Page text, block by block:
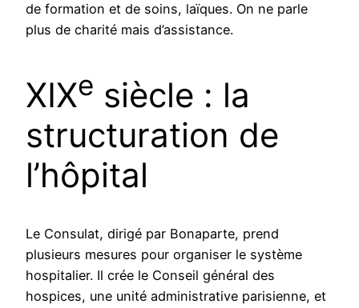
de formation et de soins, laïques. On ne parle
plus de charité mais d’assistance.
XIXe siècle : la
structuration de
l’hôpital
Le Consulat, dirigé par Bonaparte, prend
plusieurs mesures pour organiser le système
hospitalier. Il crée le Conseil général des
hospices, une unité administrative parisienne, et